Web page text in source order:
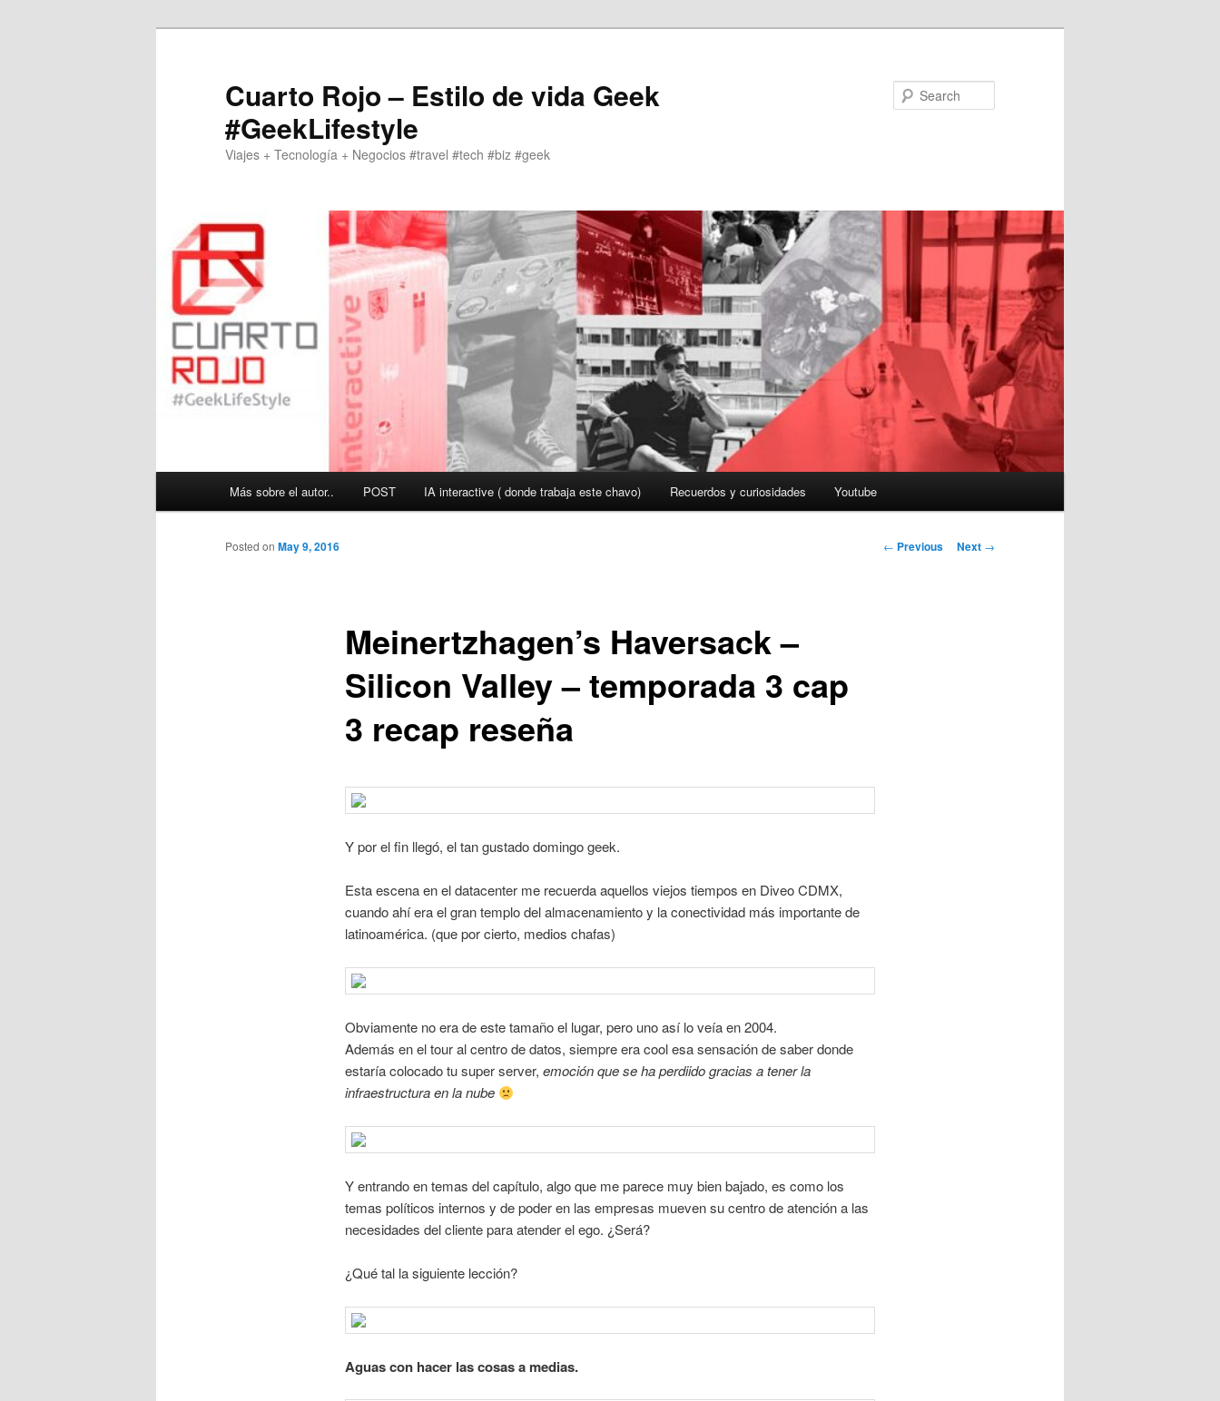
Cuarto Rojo – Estilo de vida Geek
#GeekLifestyle
Viajes + Tecnología + Negocios #travel #tech #biz #geek
Más sobre el autor.. POST IA interactive ( donde trabaja este chavo) Recuerdos y curiosidades Youtube
Post
← Previous Next →
Meinertzhagen’s Haversack –
Silicon Valley – temporada 3 cap
3 recap reseña
Posted on May 9, 2016
Y por el fin llegó, el tan gustado domingo geek.
Esta escena en el datacenter me recuerda aquellos viejos tiempos en Diveo CDMX,
cuando ahí era el gran templo del almacenamiento y la conectividad más importante de
latinoamérica. (que por cierto, medios chafas)
Obviamente no era de este tamaño el lugar, pero uno así lo veía en 2004.
Además en el tour al centro de datos, siempre era cool esa sensación de saber donde
estaría colocado tu super server, emoción que se ha perdiido gracias a tener la
infraestructura en la nube
Y entrando en temas del capítulo, algo que me parece muy bien bajado, es como los
temas políticos internos y de poder en las empresas mueven su centro de atención a las
necesidades del cliente para atender el ego. ¿Será?
¿Qué tal la siguiente lección?
Aguas con hacer las cosas a medias.